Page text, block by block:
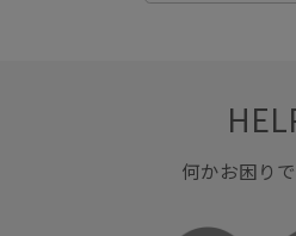
何かお困り